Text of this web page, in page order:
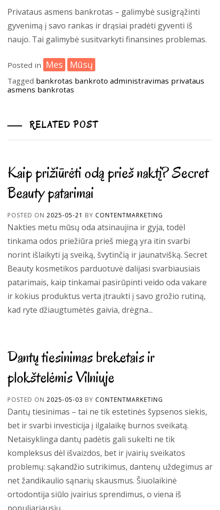
Privataus asmens bankrotas – galimybė susigrąžinti
gyvenimą į savo rankas ir drąsiai pradėti gyventi iš
naujo. Tai galimybė susitvarkyti finansines problemas.
Posted in Mes Mūsų
Tagged bankrotas bankroto administravimas privataus
asmens bankrotas
RELATED POST
Kaip prižiūrėti odą prieš naktį? Secret
Beauty patarimai
POSTED ON 2025-05-21 BY CONTENTMARKETING
Nakties metu mūsų oda atsinaujina ir gyja, todėl
tinkama odos priežiūra prieš miegą yra itin svarbi
norint išlaikyti ją sveiką, švytinčią ir jaunatvišką. Secret
Beauty kosmetikos parduotuvė dalijasi svarbiausiais
patarimais, kaip tinkamai pasirūpinti veido oda vakare
ir kokius produktus verta įtraukti į savo grožio rutiną,
kad ryte džiaugtumėtės gaivia, drėgna...
Dantų tiesinimas breketais ir
plokštelėmis Vilniuje
POSTED ON 2025-05-03 BY CONTENTMARKETING
Dantų tiesinimas – tai ne tik estetinės šypsenos siekis,
bet ir svarbi investicija į ilgalaikę burnos sveikatą.
Netaisyklinga dantų padėtis gali sukelti ne tik
kompleksus dėl išvaizdos, bet ir įvairių sveikatos
problemų: sąkandžio sutrikimus, dantenų uždegimus ar
net žandikaulio sąnarių skausmus. Šiuolaikinė
ortodontija siūlo įvairius sprendimus, o viena iš